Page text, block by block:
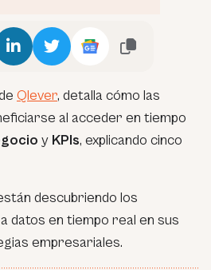
Qlever, detalla cómo las
al acceder en tiempo
y KPIs, explicando cinco
descubriendo los
datos en tiempo real en sus
empresariales.